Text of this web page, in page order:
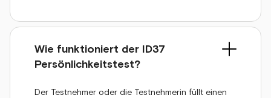
Wie funktioniert der ID37
Persönlichkeitstest?
Der Testnehmer oder die Testnehmerin füllt einen